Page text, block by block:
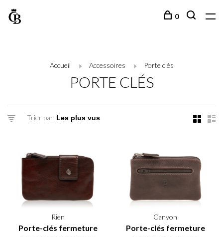
0
Accueil Accessoires Porte clés
PORTE CLÉS
Trier par:
Rien
Porte-clés fermeture
Canyon
Porte-clés fermeture